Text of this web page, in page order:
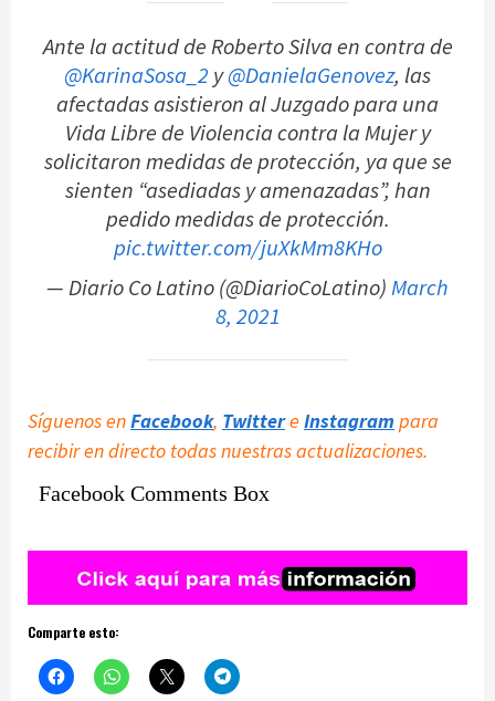
Ante la actitud de Roberto Silva en contra de
@KarinaSosa_2y@DanielaGenovez, las
afectadas asistieron al Juzgado para una
Vida Libre de Violencia contra la Mujer y
solicitaron medidas de protección, ya que se
sienten “asediadas y amenazadas”, han
pedido medidas de protección.
pic.twitter.com/juXkMm8KHo
— Diario Co Latino (@DiarioCoLatino)March
8, 2021
Síguenos enFacebook, Twittere Instagram para
recibir en directo todas nuestras actualizaciones.
Facebook Comments Box
Comparte esto: